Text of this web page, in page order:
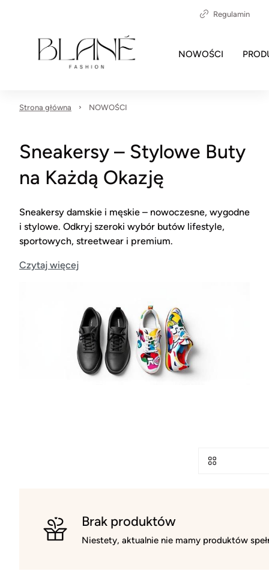
Regulamin
NOWOŚCI
Strona główna NOWOŚCI
Sneakersy – Stylowe Buty
na Każdą Okazję
Sneakersy damskie i męskie – nowoczesne, wygodne
i stylowe. Odkryj szeroki wybór butów lifestyle,
sportowych, streetwear i premium.
Czytaj więcej
Brak produktów
Niestety, aktualnie nie mamy produktów